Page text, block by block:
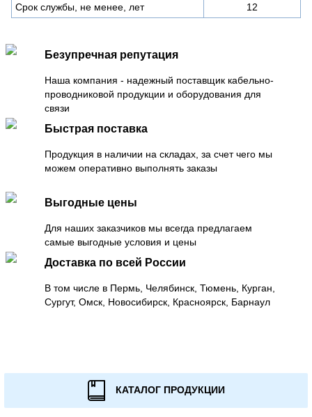
Срок службы, не менее, лет
12
Безупречная репутация
Наша компания - надежный поставщик кабельно-
проводниковой продукции и оборудования для
связи
Быстрая поставка
Продукция в наличии на складах, за счет чего мы
можем оперативно выполнять заказы
Выгодные цены
Для наших заказчиков мы всегда предлагаем
самые выгодные условия и цены
Доставка по всей России
В том числе в Пермь, Челябинск, Тюмень, Курган,
Сургут, Омск, Новосибирск, Красноярск, Барнаул
КАТАЛОГ ПРОДУКЦИИ